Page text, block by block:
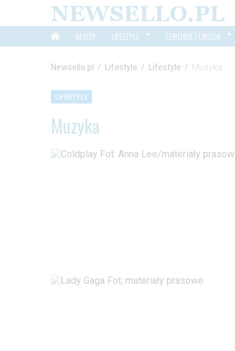
NEWSY LIFESTYLE ZDROWIE I URODA
Newsello.pl / Lifestyle / Lifestyle / Muzyka
LIFESTYLE
Muzyka